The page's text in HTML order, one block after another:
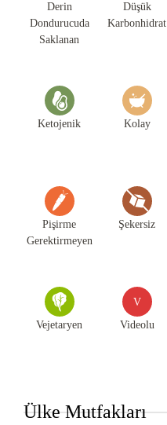
Derin
Dondurucuda
Saklanan
Düşük
Karbonhidrat
Ketojenik Kolay
Pişirme
Gerektirmeyen
Şekersiz
Vejetaryen
V
Videolu
Ülke Mutfakları